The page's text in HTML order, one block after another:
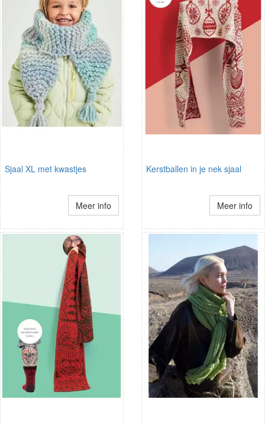
Sjaal XL met kwastjes
Meer info
Kerstballen in je nek sjaal
Meer info